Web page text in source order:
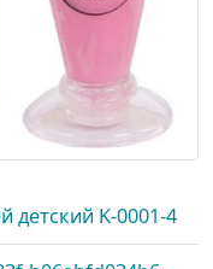
детский K-0001-4